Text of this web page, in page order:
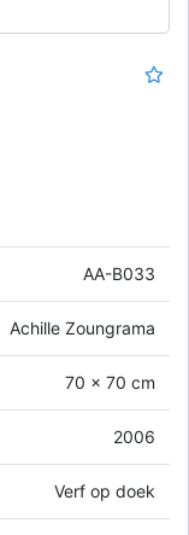
AA-B033
Achille Zoungrama
70 x 70 cm
2006
Verf op doek